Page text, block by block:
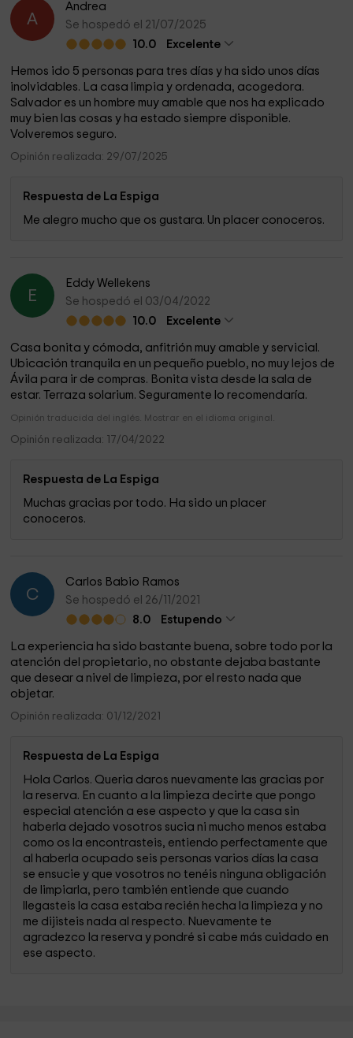
A
Andrea
Se hospedó el 21/07/2025
10.0
Excelente
Hemos ido 5 personas para tres días y ha sido unos días
inolvidables. La casa limpia y ordenada, acogedora.
Salvador es un hombre muy amable que nos ha explicado
muy bien las cosas y ha estado siempre disponible.
Volveremos seguro.
Opinión realizada: 29/07/2025
Respuesta de La Espiga
Me alegro mucho que os gustara. Un placer conoceros.
E
Eddy Wellekens
Se hospedó el 03/04/2022
10.0
Excelente
Casa bonita y cómoda, anfitrión muy amable y servicial.
Ubicación tranquila en un pequeño pueblo, no muy lejos de
Ávila para ir de compras. Bonita vista desde la sala de
estar. Terraza solarium. Seguramente lo recomendaría.
Opinión traducida del inglés. Mostrar en el idioma original.
Opinión realizada: 17/04/2022
Respuesta de La Espiga
Muchas gracias por todo. Ha sido un placer
conoceros.
C
Carlos Babio Ramos
Se hospedó el 26/11/2021
8.0
Estupendo
La experiencia ha sido bastante buena, sobre todo por la
atención del propietario, no obstante dejaba bastante
que desear a nivel de limpieza, por el resto nada que
objetar.
Opinión realizada: 01/12/2021
Respuesta de La Espiga
Hola Carlos. Queria daros nuevamente las gracias por
la reserva. En cuanto a la limpieza decirte que pongo
especial atención a ese aspecto y que la casa sin
haberla dejado vosotros sucia ni mucho menos estaba
como os la encontrasteis, entiendo perfectamente que
al haberla ocupado seis personas varios días la casa
se ensucie y que vosotros no tenéis ninguna obligación
de limpiarla, pero también entiende que cuando
llegasteis la casa estaba recién hecha la limpieza y no
me dijisteis nada al respecto. Nuevamente te
agradezco la reserva y pondré si cabe más cuidado en
ese aspecto.